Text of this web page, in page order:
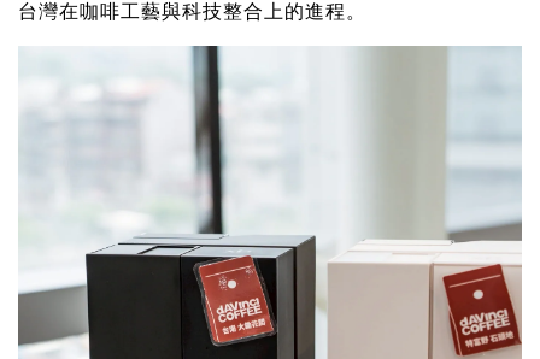
台灣在咖啡工藝與科技整合上的進程。